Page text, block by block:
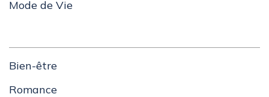
Mode de Vie
Bien-être
Romance